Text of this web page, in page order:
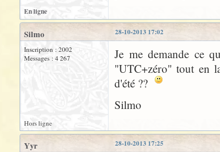
En ligne
28-10-2013 17:02
Silmo
Inscription : 2002
Messages : 4 267
Je me demande ce
"UTC+zéro" tout en
d'été ??
Silmo
Hors ligne
28-10-2013 17:25
Yyr